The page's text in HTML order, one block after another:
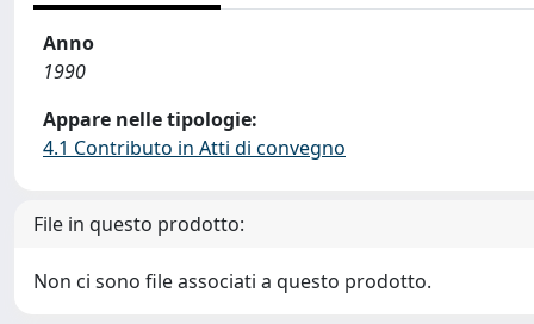
Anno
1990
Appare nelle tipologie:
4.1 Contributo in Atti di convegno
File in questo prodotto:
Non ci sono file associati a questo prodotto.